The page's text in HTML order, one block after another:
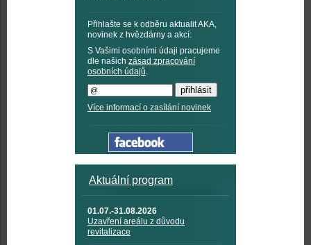
Přihlašte se k odběru aktualit AKA,
novinek z hvězdárny a akcí:
S Vašimi osobními údaji pracujeme
dle našich zásad zpracování
osobních údajů.
Více informací o zasílání novinek
Aktuální program
01.07.-31.08.2026
Uzavření areálu z důvodu
revitalizace